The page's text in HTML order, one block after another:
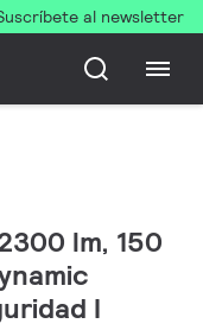
al newsletter
lm, 150
I